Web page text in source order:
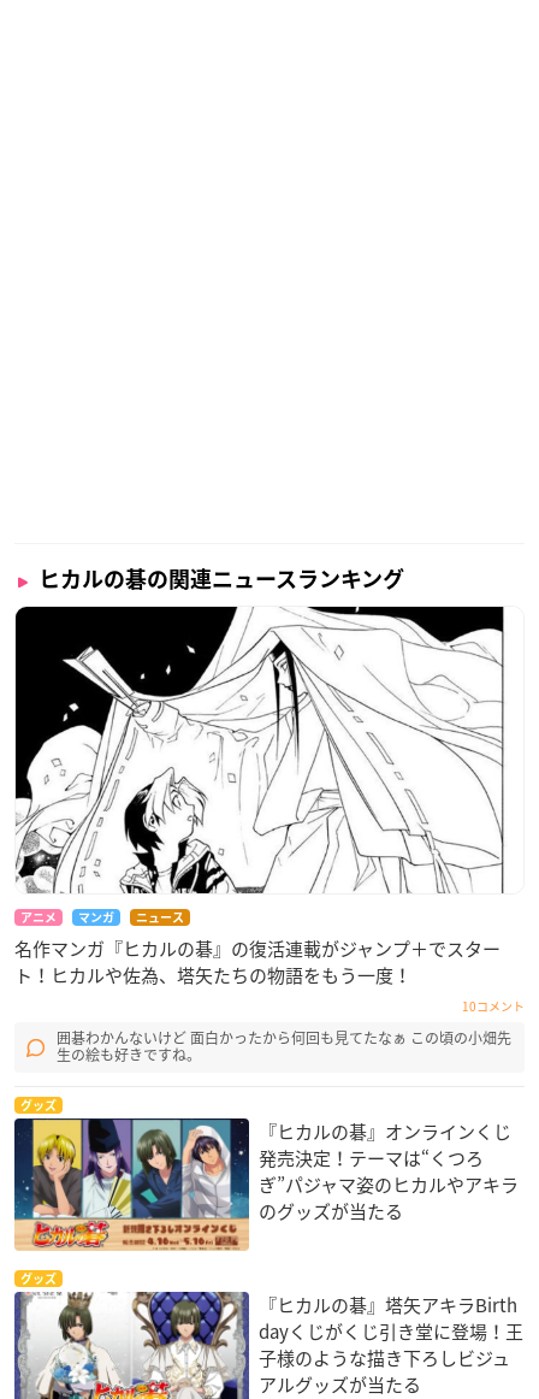
ヒカルの碁の関連ニュースランキング
アニメ マンガ ニュース
名作マンガ『ヒカルの碁』の復活連載がジャンプ＋でスター
ト！ヒカルや佐為、塔矢たちの物語をもう一度！
10コメント
囲碁わかんないけど 面白かったから何回も見てたなぁ この頃の小畑先
生の絵も好きですね。
グッズ
『ヒカルの碁』オンラインくじ
発売決定！テーマは“くつろ
ぎ”パジャマ姿のヒカルやアキラ
のグッズが当たる
グッズ
『ヒカルの碁』塔矢アキラBirth
dayくじがくじ引き堂に登場！王
子様のような描き下ろしビジュ
アルグッズが当たる